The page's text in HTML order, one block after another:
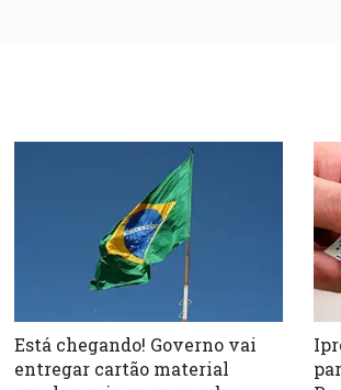
Está chegando! Governo vai
entregar cartão material